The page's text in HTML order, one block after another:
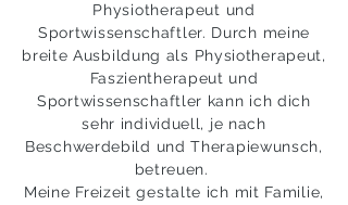
Physiotherapeut und
Sportwissenschaftler. Durch meine
breite Ausbildung als Physiotherapeut,
Faszientherapeut und
Sportwissenschaftler kann ich dich
sehr individuell, je nach
Beschwerdebild und Therapiewunsch,
betreuen.
Meine Freizeit gestalte ich mit Familie,